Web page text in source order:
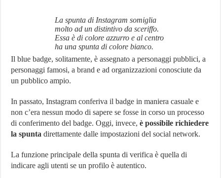
La spunta di Instagram somiglia
molto ad un distintivo da sceriffo.
Essa è di colore azzurro e al centro
ha una spunta di colore bianco.
Il blue badge, solitamente, è assegnato a personaggi pubblici, a
personaggi famosi, a brand e ad organizzazioni conosciute da
un pubblico ampio.
In passato, Instagram conferiva il badge in maniera casuale e
non c’era nessun modo di sapere se fosse in corso un processo
di conferimento del badge. Oggi, invece,è possibile richiedere
la spunta direttamente dalle impostazioni del social network.
La funzione principale della spunta di verifica è quella di
indicare agli utenti se un profilo è autentico.